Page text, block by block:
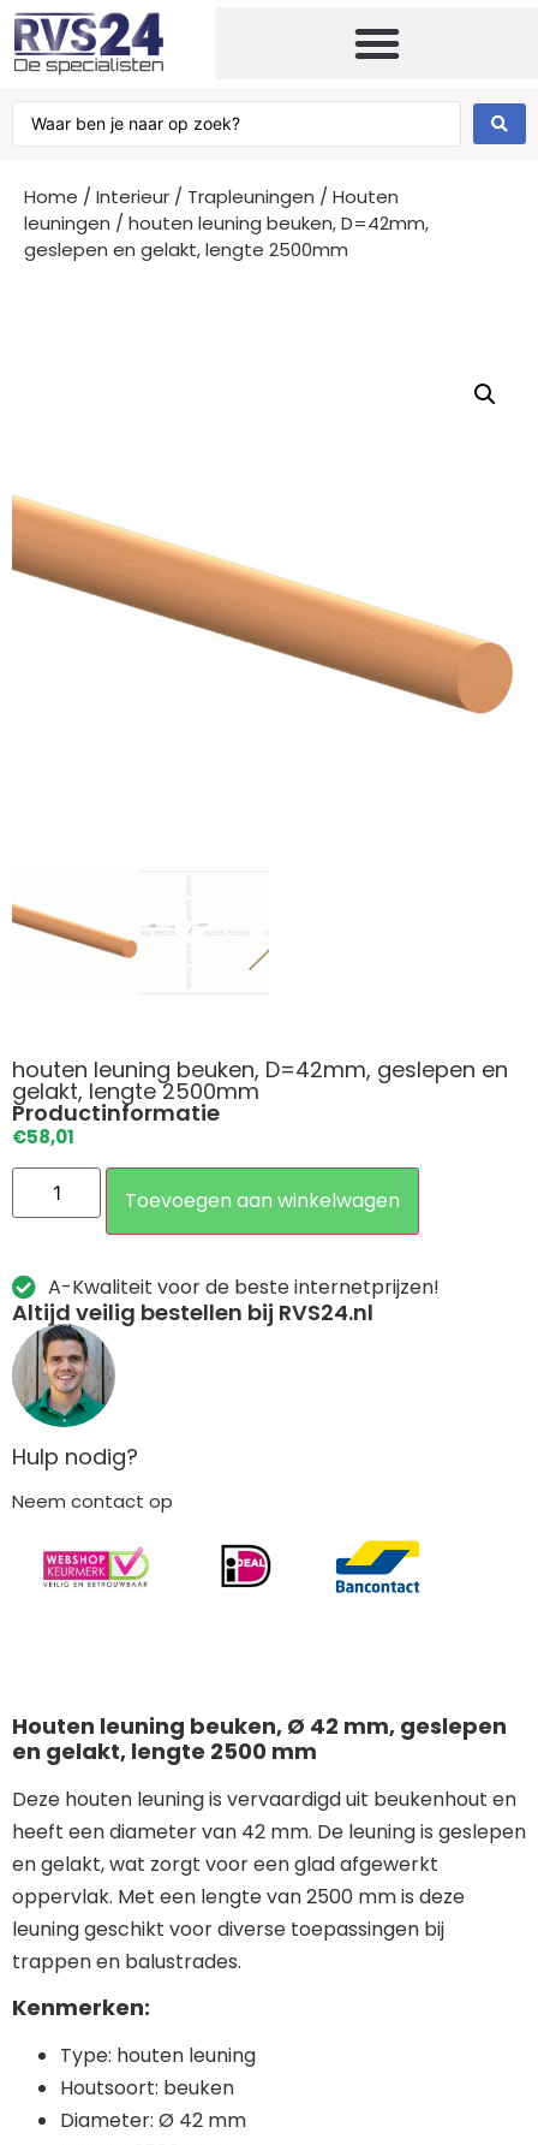
Home /Interieur / Trapleuningen /Houten
leuningen / houten leuning beuken, D=42mm,
geslepen en gelakt, lengte 2500mm
houten leuning beuken, D=42mm, geslepen en
gelakt, lengte 2500mm
Productinformatie
€58,01
Toevoegen aan winkelwagen
A-Kwaliteit voor de beste internetprijzen!
Altijd veilig bestellen bij RVS24.nl
Hulp nodig?
Neem contact op
Houten leuning beuken, Ø 42 mm, geslepen
en gelakt, lengte 2500 mm
Deze houten leuning is vervaardigd uit beukenhout en
heeft een diameter van 42 mm. De leuning is geslepen
en gelakt, wat zorgt voor een glad afgewerkt
oppervlak. Met een lengte van 2500 mm is deze
leuning geschikt voor diverse toepassingen bij
trappen en balustrades.
Kenmerken:
Type: houten leuning
Houtsoort: beuken
Diameter: Ø 42 mm